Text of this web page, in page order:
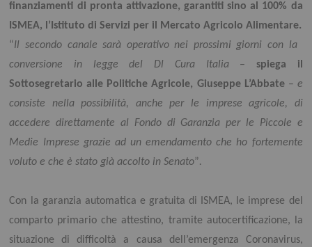
finanziamenti di pronta attivazione, garantiti sino al 100% da
ISMEA, l’Istituto di Servizi per il Mercato Agricolo Alimentare.
“Il secondo canale sarà operativo nei prossimi giorni con la
conversione in legge del Dl Cura Italia– spiega il
Sottosegretario alle Politiche Agricole, Giuseppe L’Abbate– e
consiste nella possibilità, anche per le imprese agricole, di
accedere direttamente al Fondo di Garanzia per le Piccole e
Medie Imprese grazie ad un emendamento che ho fortemente
voluto e che è stato già accolto in Senato”.
Con la garanzia automatica e gratuita di ISMEA, le imprese del
comparto primario che attestino, tramite autocertificazione, la
situazione di difficoltà a causa dell’emergenza Coronavirus,